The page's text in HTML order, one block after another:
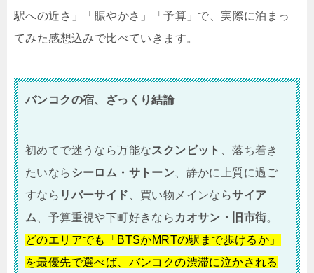
駅への近さ」「賑やかさ」「予算」で、実際に泊まっ
てみた感想込みで比べていきます。
バンコクの宿、ざっくり結論
初めてで迷うなら万能なスクンビット
、落ち着き
たいなら シーロム・サトーン 、静かに上質に過ご
すなら リバーサイド 、買い物メインならサイア
ム 、予算重視や下町好きなら カオサン・旧市街。
どのエリアでも「BTSかMRTの駅まで歩けるか」
を最優先で選べば、バンコクの渋滞に泣かされる